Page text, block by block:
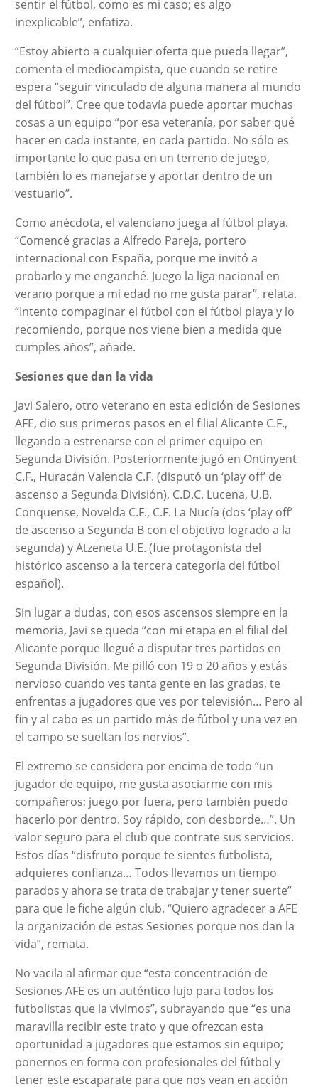
sentir el fútbol, como es mi caso; es algo
inexplicable”, enfatiza.
“Estoy abierto a cualquier oferta que pueda llegar”,
comenta el mediocampista, que cuando se retire
espera “seguir vinculado de alguna manera al mundo
del fútbol”. Cree que todavía puede aportar muchas
cosas a un equipo “por esa veteranía, por saber qué
hacer en cada instante, en cada partido. No sólo es
importante lo que pasa en un terreno de juego,
también lo es manejarse y aportar dentro de un
vestuario”.
Como anécdota, el valenciano juega al fútbol playa.
“Comencé gracias a Alfredo Pareja, portero
internacional con España, porque me invitó a
probarlo y me enganché. Juego la liga nacional en
verano porque a mi edad no me gusta parar”, relata.
“Intento compaginar el fútbol con el fútbol playa y lo
recomiendo, porque nos viene bien a medida que
cumples años”, añade.
Sesiones que dan la vida
Javi Salero, otro veterano en esta edición de Sesiones
AFE, dio sus primeros pasos en el filial Alicante C.F.,
llegando a estrenarse con el primer equipo en
Segunda División. Posteriormente jugó en Ontinyent
C.F., Huracán Valencia C.F. (disputó un ‘play off’ de
ascenso a Segunda División), C.D.C. Lucena, U.B.
Conquense, Novelda C.F., C.F. La Nucía (dos ‘play off’
de ascenso a Segunda B con el objetivo logrado a la
segunda) y Atzeneta U.E. (fue protagonista del
histórico ascenso a la tercera categoría del fútbol
español).
Sin lugar a dudas, con esos ascensos siempre en la
memoria, Javi se queda “con mi etapa en el filial del
Alicante porque llegué a disputar tres partidos en
Segunda División. Me pilló con 19 o 20 años y estás
nervioso cuando ves tanta gente en las gradas, te
enfrentas a jugadores que ves por televisión… Pero al
fin y al cabo es un partido más de fútbol y una vez en
el campo se sueltan los nervios”.
El extremo se considera por encima de todo “un
jugador de equipo, me gusta asociarme con mis
compañeros; juego por fuera, pero también puedo
hacerlo por dentro. Soy rápido, con desborde…”. Un
valor seguro para el club que contrate sus servicios.
Estos días “disfruto porque te sientes futbolista,
adquieres confianza… Todos llevamos un tiempo
parados y ahora se trata de trabajar y tener suerte”
para que le fiche algún club. “Quiero agradecer a AFE
la organización de estas Sesiones porque nos dan la
vida”, remata.
No vacila al afirmar que “esta concentración de
Sesiones AFE es un auténtico lujo para todos los
futbolistas que la vivimos”, subrayando que “es una
maravilla recibir este trato y que ofrezcan esta
oportunidad a jugadores que estamos sin equipo;
ponernos en forma con profesionales del fútbol y
tener este escaparate para que nos vean en acción